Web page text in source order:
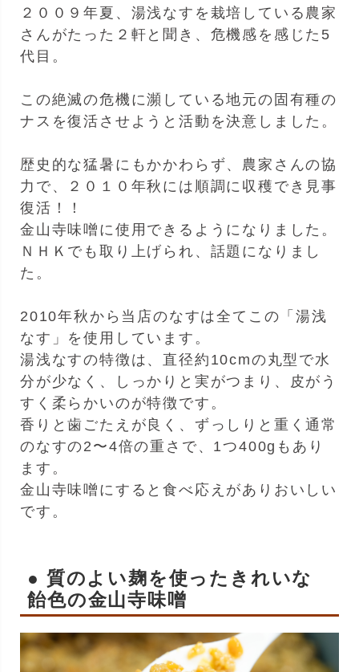
２００９年夏、湯浅なすを栽培している農家
さんがたった２軒と聞き、危機感を感じた5
代目。
この絶滅の危機に瀕している地元の固有種の
ナスを復活させようと活動を決意しました。
歴史的な猛暑にもかかわらず、農家さんの協
力で、２０１０年秋には順調に収穫でき見事
復活！！
金山寺味噌に使用できるようになりました。
ＮＨＫでも取り上げられ、話題になりまし
た。
2010年秋から当店のなすは全てこの「湯浅
なす」を使用しています。
湯浅なすの特徴は、直径約10cmの丸型で水
分が少なく、しっかりと実がつまり、皮がう
すく柔らかいのが特徴です。
香りと歯ごたえが良く、ずっしりと重く通常
のなすの2〜4倍の重さで、1つ400gもあり
ます。
金山寺味噌にすると食べ応えがありおいしい
です。
● 質のよい麹を使ったきれいな
飴色の金山寺味噌